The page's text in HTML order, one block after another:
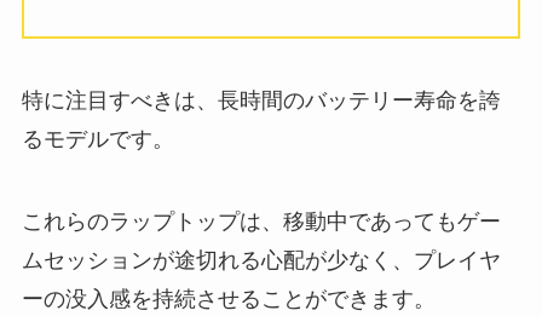
特に注目すべきは、長時間のバッテリー寿命を誇
るモデルです。
これらのラップトップは、移動中であってもゲー
ムセッションが途切れる心配が少なく、プレイヤ
ーの没入感を持続させることができます。